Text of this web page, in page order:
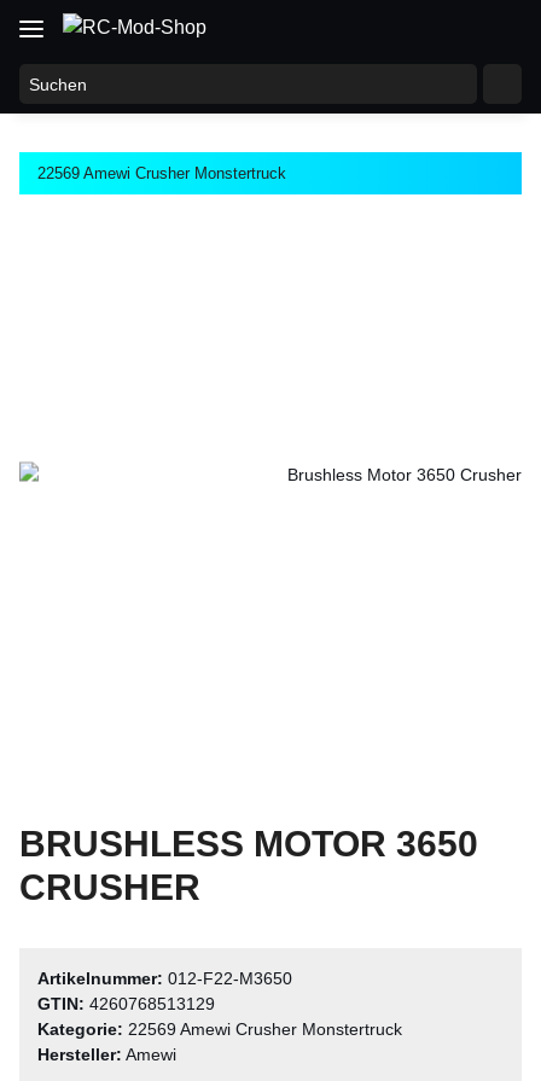
22569 Amewi Crusher Monstertruck
BRUSHLESS MOTOR 3650
CRUSHER
Artikelnummer: 012-F22-M3650
GTIN: 4260768513129
Kategorie: 22569 Amewi Crusher Monstertruck
Hersteller: Amewi